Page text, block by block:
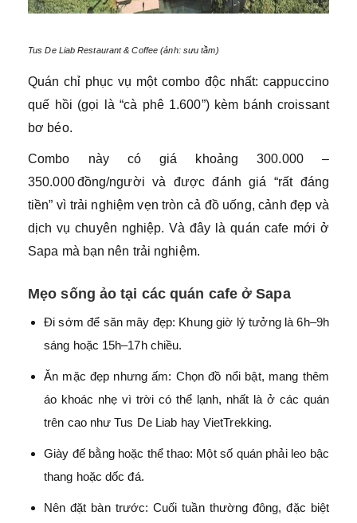
Tus De Liab Restaurant & Coffee (ảnh: sưu tầm)
Quán chỉ phục vụ một combo độc nhất: cappuccino
quế hồi (gọi là “cà phê 1.600”) kèm bánh croissant
bơ béo.
Combo này có giá khoảng 300.000 –
350.000 đồng/người và được đánh giá “rất đáng
tiền” vì trải nghiệm vẹn tròn cả đồ uống, cảnh đẹp và
dịch vụ chuyên nghiệp. Và đây là quán cafe mới ở
Sapa mà bạn nên trải nghiệm.
Mẹo sống ảo tại các quán cafe ở Sapa
Đi sớm để săn mây đẹp: Khung giờ lý tưởng là 6h–9h
sáng hoặc 15h–17h chiều.
Ăn mặc đẹp nhưng ấm: Chọn đồ nổi bật, mang thêm
áo khoác nhẹ vì trời có thể lạnh, nhất là ở các quán
trên cao như Tus De Liab hay VietTrekking.
Giày đế bằng hoặc thể thao: Một số quán phải leo bậc
thang hoặc dốc đá.
Nên đặt bàn trước: Cuối tuần thường đông, đặc biệt